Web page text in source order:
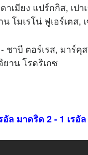
เมียง แปร์กกิส, เป
โมเรโน่ ฟูเอร์เตส,
ชาบี ตอร์เรส, มาร์คุ
าน โรดริเกซ
อัล มาดริด 2 - 1 เรอั